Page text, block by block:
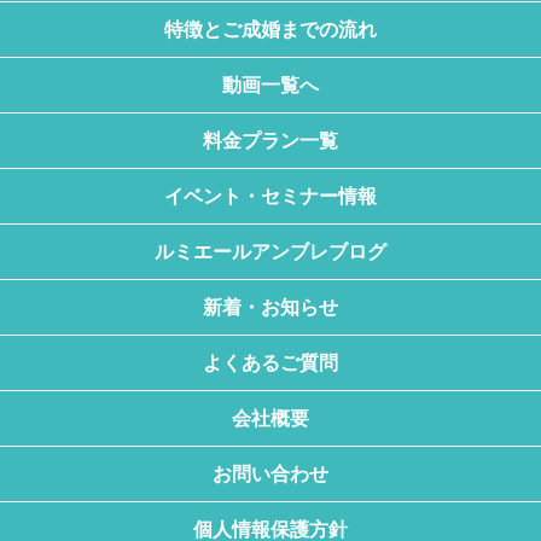
特徴とご成婚までの流れ
動画一覧へ
料金プラン一覧
イベント・セミナー情報
ルミエールアンブレブログ
新着・お知らせ
よくあるご質問
会社概要
お問い合わせ
個人情報保護方針